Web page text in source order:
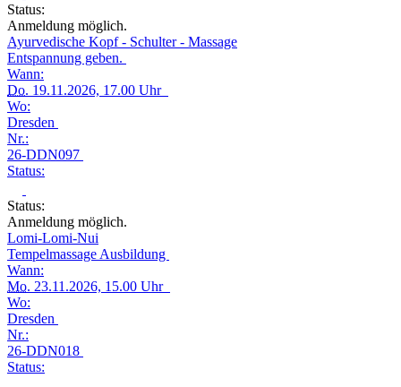
Status:
Anmeldung möglich.
Ayurvedische Kopf - Schulter - Massage
Entspannung geben.
Wann:
Do. 19.11.2026, 17.00 Uhr
Wo:
Dresden
Nr.:
26-DDN097
Status:
Status:
Anmeldung möglich.
Lomi-Lomi-Nui
Tempelmassage Ausbildung
Wann:
Mo. 23.11.2026, 15.00 Uhr
Wo:
Dresden
Nr.:
26-DDN018
Status: